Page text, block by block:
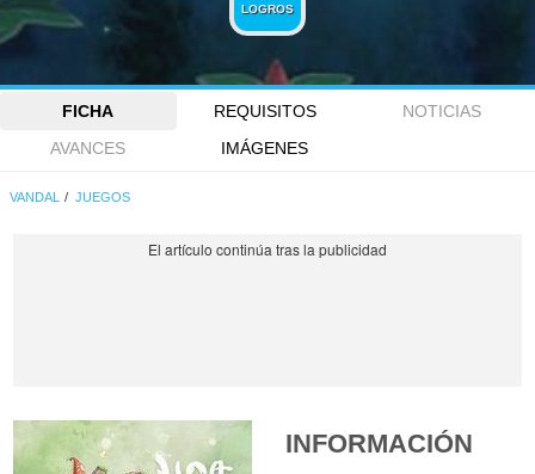
LOGROS
FICHA REQUISITOS
NOTICIAS
AVANCES
IMÁGENES
VANDAL JUEGOS
INFORMACIÓN